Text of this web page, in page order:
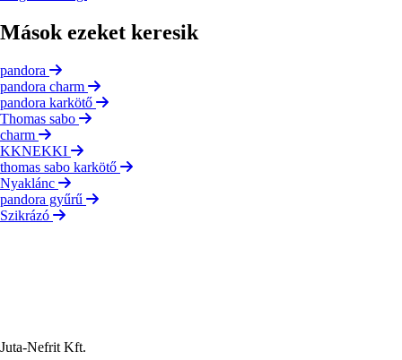
Mások ezeket keresik
pandora
pandora charm
pandora karkötő
Thomas sabo
charm
KKNEKKI
thomas sabo karkötő
Nyaklánc
pandora gyűrű
Szikrázó
Juta-Nefrit Kft.